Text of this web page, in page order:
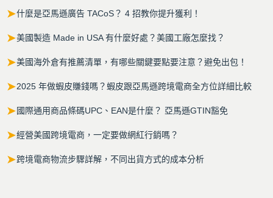
➤什麼是亞馬遜廣告 TACoS？ 4 招教你提升獲利！
➤美國製造 Made in USA 有什麼好處？美國工廠怎麼找？
➤美國海外倉有推薦清單，有哪些關鍵要點要注意？避免出包！
➤2025 年做蝦皮賺錢嗎？蝦皮跟亞馬遜跨境電商全方位詳細比較
➤國際通用商品條碼UPC、EAN是什麼？ 亞馬遜GTIN豁免
➤經營美國跨境電商，一定要做網紅行銷嗎？
➤跨境電商物流步驟詳解，不同出貨方式的成本分析